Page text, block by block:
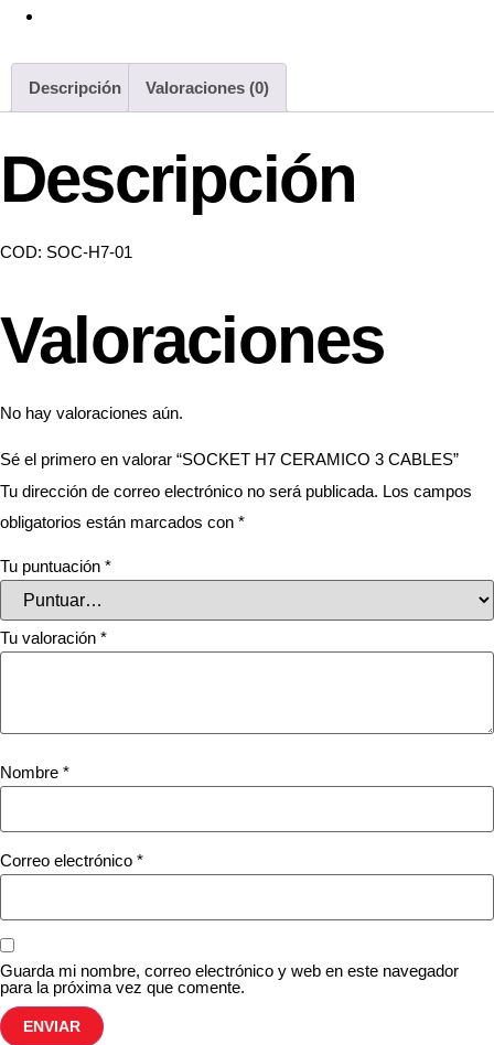
Descripción Valoraciones (0)
Descripción
COD: SOC-H7-01
Valoraciones
No hay valoraciones aún.
Sé el primero en valorar “SOCKET H7 CERAMICO 3 CABLES”
Tu dirección de correo electrónico no será publicada. Los campos
obligatorios están marcados con *
Tu puntuación *
Tu valoración *
Nombre *
Correo electrónico *
Guarda mi nombre, correo electrónico y web en este navegador
para la próxima vez que comente.